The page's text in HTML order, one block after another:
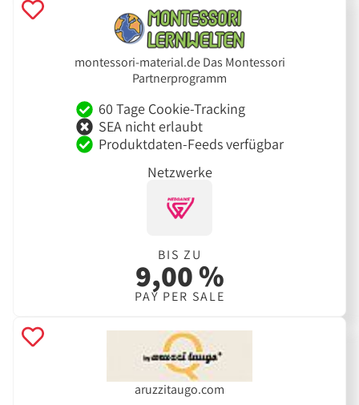
montessori-material.de Das Montessori
Partnerprogramm
60 Tage Cookie-Tracking
SEA nicht erlaubt
Produktdaten-Feeds verfügbar
Netzwerke
BIS ZU
9,00 %
PAY PER SALE
aruzzitaugo.com